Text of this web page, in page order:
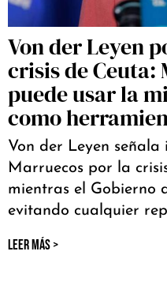
Von der Leyen
crisis de Ceuta:
puede usar la
como
Von der Leyen
Marruecos por la
mientras el Gobierno
evitando cualquier
LEER MÁS >